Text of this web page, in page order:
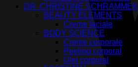
DR. CHRISTINE SCHRAMMEK
BEAUTY ELEMENTS
Creme faciale
BODY SCIENCE
Creme corporale
Peeling corporal
Ulei corporal